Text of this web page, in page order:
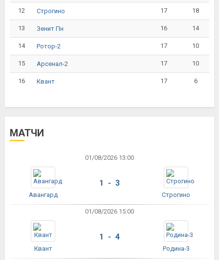
12 Строгино 17 18
13 Зенит Пн 16 14
14 Ротор-2 17 10
15 Арсенал-2 17 10
16 Квант 17 6
МАТЧИ
01/08/2026 13:00
Авангард
1 - 3
Строгино
01/08/2026 15:00
Квант
1 - 4
Родина-3